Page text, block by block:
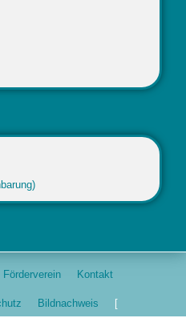
Förderverein Kontakt
Bildnachweis [